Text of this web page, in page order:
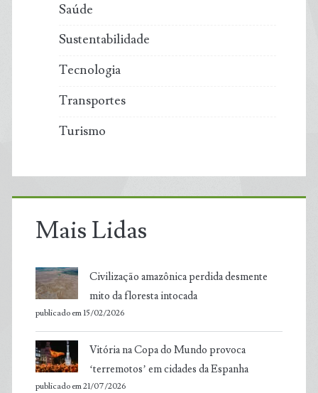
Saúde
Sustentabilidade
Tecnologia
Transportes
Turismo
Mais Lidas
Civilização amazônica perdida desmente
mito da floresta intocada
publicado em 15/02/2026
Vitória na Copa do Mundo provoca
‘terremotos’ em cidades da Espanha
publicado em 21/07/2026